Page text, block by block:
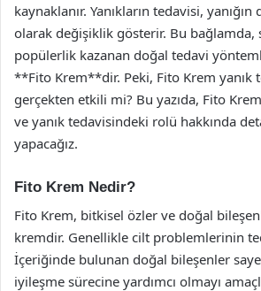
kaynaklanır. Yanıkların tedavisi, yanığın
olarak değişiklik gösterir. Bu bağlamda,
popülerlik kazanan doğal tedavi
**Fito Krem**dir. Peki, Fito Krem yanık
gerçekten etkili mi? Bu yazıda, Fito
ve yanık tedavisindeki rolü hakkında
yapacağız.
Fito Krem Nedir?
Fito Krem, bitkisel özler ve doğal
kremdir. Genellikle cilt problemlerinin
İçeriğinde bulunan doğal bileşenler
iyileşme sürecine yardımcı olmayı